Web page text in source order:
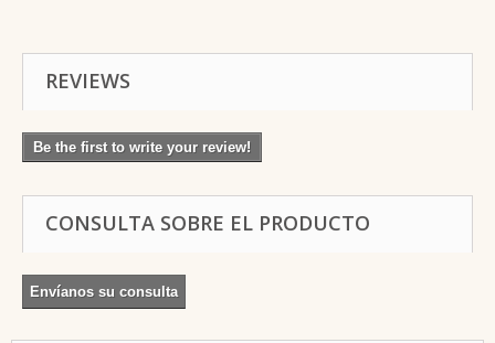
REVIEWS
Be the first to write your review!
CONSULTA SOBRE EL PRODUCTO
Envíanos su consulta